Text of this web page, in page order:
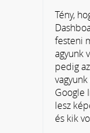
Tény,
festeni
agyunk
pedig
Google
lesz
és kik